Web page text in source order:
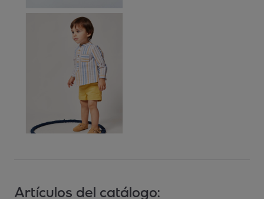
Artículos del catálogo: